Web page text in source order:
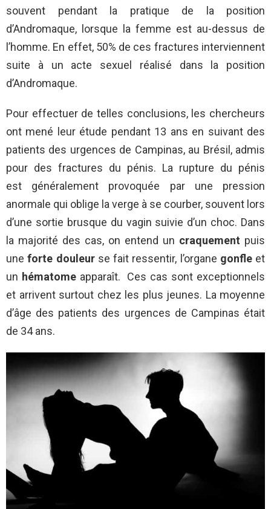
souvent pendant la pratique de la position
d’Andromaque, lorsque la femme est au-dessus de
l’homme. En effet, 50% de ces fractures interviennent
suite à un acte sexuel réalisé dans la position
d’Andromaque.
Pour effectuer de telles conclusions, les chercheurs
ont mené leur étude pendant 13 ans en suivant des
patients des urgences de Campinas, au Brésil, admis
pour des fractures du pénis. La rupture du pénis
est généralement provoquée par une pression
anormale qui oblige la verge à se courber, souvent lors
d’une sortie brusque du vagin suivie d’un choc. Dans
la majorité des cas, on entend un craquement puis
une forte douleur se fait ressentir, l’organe gonfleet
un hématomeapparaît. Ces cas sont exceptionnels
et arrivent surtout chez les plus jeunes. La moyenne
d’âge des patients des urgences de Campinas était
de 34 ans.